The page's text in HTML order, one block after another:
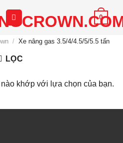
0
/ Xe nâng gas 3.5/4/4.5/5/5.5 tấn
LỌC
khớp với lựa chọn của bạn.